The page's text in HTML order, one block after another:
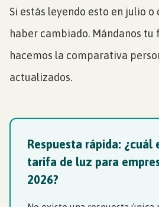
Si estás leyendo esto en julio o
haber cambiado. Mándanos tu
hacemos la comparativa
actualizados.
Respuesta rápida: ¿cuál
tarifa de luz para
2026?